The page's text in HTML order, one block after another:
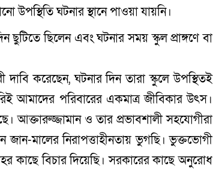
উপস্থিতি ঘটনার স্থানে পাওয়া যায়নি।
ছিলেন এবং ঘটনার সময় স্কুল প্রাঙ্গণে বা
দাবি করেছেন, ঘটনার দিন তারা স্কুলে উপস্থিতই
আমাদের পরিবারের একমাত্র জীবিকার উৎস।
আক্তারুজ্জামান ও তার প্রভাবশালী সহযোগীরা
মালের নিরাপত্তাহীনতায় ভুগছি। ভুক্তভোগী
কাছে বিচার দিয়েছি। সরকারের কাছে অনুরোধ